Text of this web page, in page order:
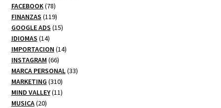
FACEBOOK 7878
productos
FINANZAS 119119
productos
GOOGLE ADS 1515
IDIOMAS 1414
productos
IMPORTACION 1414
INSTAGRAM 6666
productos
MARCA PERSONAL 3333
MARKETING 310310
productos
MIND VALLEY 1111
MUSICA 2020